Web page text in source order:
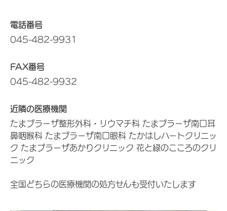
電話番号
045-482-9931
FAX番号
045-482-9932
近隣の医療機関
たまプラーザ整形外科・リウマチ科 たまプラーザ南口耳
鼻咽喉科 たまプラーザ南口眼科 たかはしハートクリニッ
ク たまプラーザあかりクリニック 花と緑のこころのクリ
ニック
全国どちらの医療機関の処方せんも受付いたします